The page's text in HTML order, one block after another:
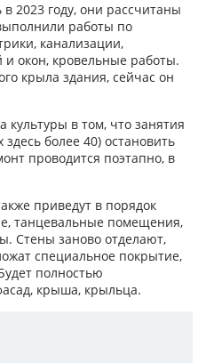
2023 году, они рассчитаны
работы по
канализации,
окон, кровельные работы.
крыла здания, сейчас он
в том, что занятия
здесь более 40) остановить
проводится поэтапно, в
приведут в порядок
танцевальные помещения,
Стены заново отделают,
специальное покрытие,
полностью
крыша, крыльца.